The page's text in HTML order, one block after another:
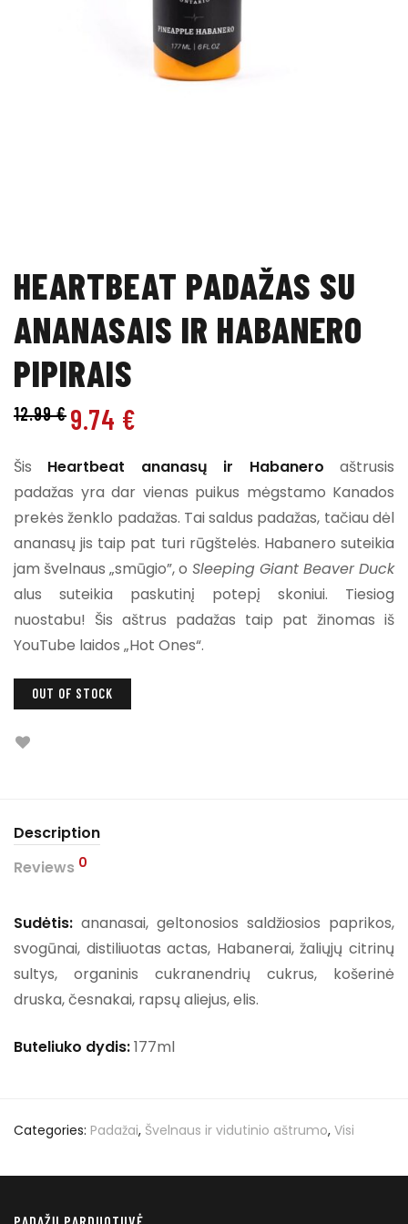
HEARTBEAT PADAŽAS SU
ANANASAIS IR HABANERO
PIPIRAIS
12.99€ 9.74 €
Šis Heartbeat ananasų ir Habanero aštrusis
padažas yra dar vienas puikus mėgstamo Kanados
prekės ženklo padažas. Tai saldus padažas, tačiau dėl
ananasų jis taip pat turi rūgštelės. Habanero suteikia
jam švelnaus „smūgio”, o Sleeping Giant Beaver Duck
alus suteikia paskutinį potepį skoniui. Tiesiog
nuostabu! Šis aštrus padažas taip pat žinomas iš
YouTube laidos „Hot Ones“.
OUT OF STOCK
Description
Reviews 0
Sudėtis: ananasai, geltonosios saldžiosios paprikos,
svogūnai, distiliuotas actas, Habanerai, žaliųjų citrinų
sultys, organinis cukranendrių cukrus, košerinė
druska, česnakai, rapsų aliejus, elis.
Buteliuko dydis:177ml
Categories: Padažai, Švelnaus ir vidutinio aštrumo, Visi
PADAŽŲ PARDUOTUVĖ